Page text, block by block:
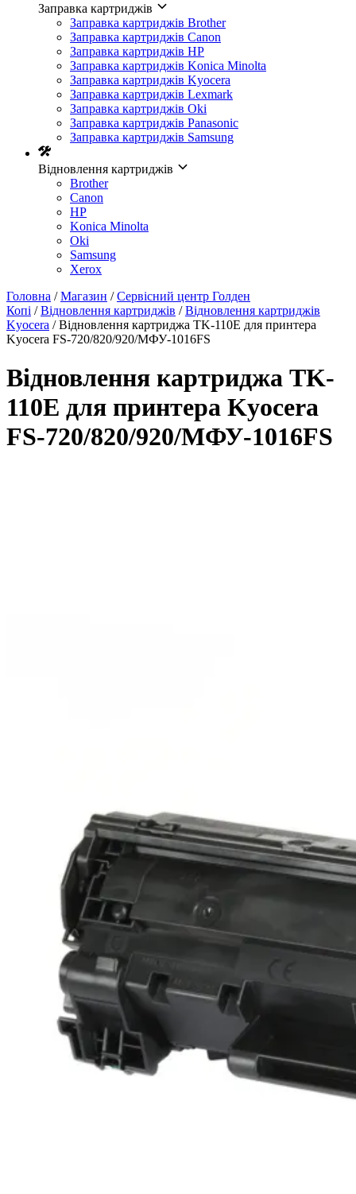
Заправка картриджів
Заправка картриджів Brother
Заправка картриджів Canon
Заправка картриджів HP
Заправка картриджів Konica Minolta
Заправка картриджів Kyocera
Заправка картриджів Lexmark
Заправка картриджів Oki
Заправка картриджів Panasonic
Заправка картриджів Samsung
Відновлення картриджів
Brother
Canon
HP
Konica Minolta
Oki
Samsung
Xerox
Головна /Магазин /Сервісний центр Голден
Копі /Відновлення картриджів /Відновлення картриджів
Kyocera / Відновлення картриджа TK-110E для принтера
Kyocera FS-720/820/920/МФУ-1016FS
Відновлення картриджа TK-
110E для принтера Kyocera
FS-720/820/920/МФУ-1016FS